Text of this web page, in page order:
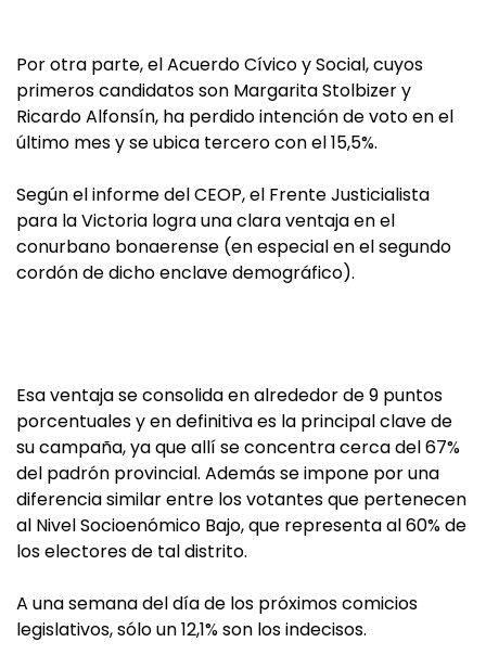
Por otra parte, el Acuerdo Cívico y Social, cuyos
primeros candidatos son Margarita Stolbizer y
Ricardo Alfonsín, ha perdido intención de voto en el
último mes y se ubica tercero con el 15,5%.
Según el informe del CEOP, el Frente Justicialista
para la Victoria logra una clara ventaja en el
conurbano bonaerense (en especial en el segundo
cordón de dicho enclave demográfico).
Esa ventaja se consolida en alrededor de 9 puntos
porcentuales y en definitiva es la principal clave de
su campaña, ya que allí se concentra cerca del 67%
del padrón provincial. Además se impone por una
diferencia similar entre los votantes que pertenecen
al Nivel Socioenómico Bajo, que representa al 60% de
los electores de tal distrito.
A una semana del día de los próximos comicios
legislativos, sólo un 12,1% son los indecisos.